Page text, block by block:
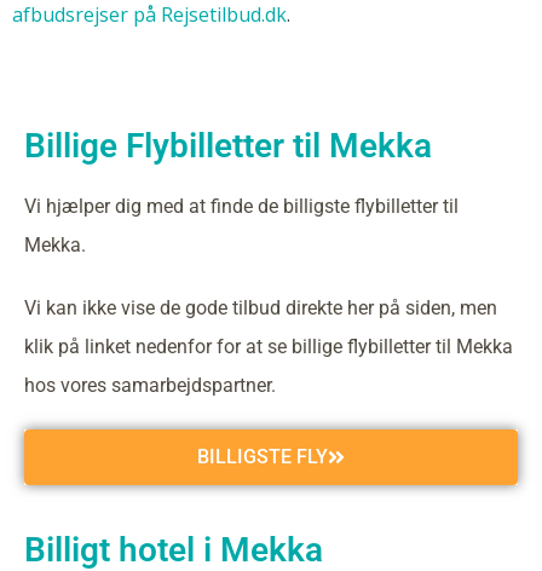
afbudsrejser på Rejsetilbud.dk.
Billige Flybilletter til Mekka
Vi hjælper dig med at finde de billigste flybilletter til
Mekka.
Vi kan ikke vise de gode tilbud direkte her på siden, men
klik på linket nedenfor for at se billige flybilletter til Mekka
hos vores samarbejdspartner.
BILLIGSTE FLY
Billigt hotel i Mekka